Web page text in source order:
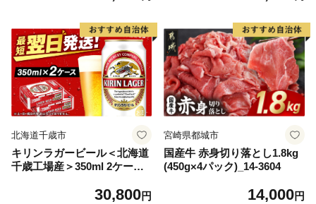
大好評品 北海道 白糠町
北海道千歳市
キリンラガービール＜北海道
千歳工場産＞350ml 2ケース
30,800円
宮崎県都城市
国産牛 赤身切り落とし1.8kg
(450g×4パック)_14-3604
14,000円